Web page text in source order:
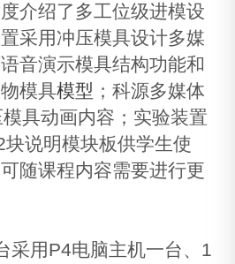
介绍了多工位级进模设
采用冲压模具设计多媒
音演示模具结构功能和
模具模型 ；科源多媒体
具动画内容；实验装置
说明模块板供学生使
随课程内容需要进行更
采用P4电脑主机一台、1